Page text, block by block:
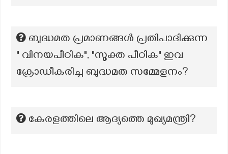
ബുദ്ധമത പ്രമാണങ്ങൾ പ്രതിപാദിക്കുന്ന
" വിനയപീഠിക", "സൂക്ത പീഠിക" ഇവ
ക്രോഡീകരിച്ച ബുദ്ധമത സമ്മേളനം?
കേരളത്തിലെ ആദ്യത്തെ മുഖ്യമന്ത്രി?